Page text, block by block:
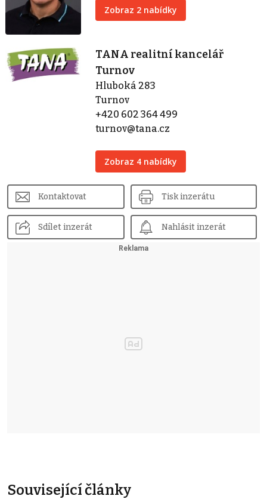
Zobraz 2 nabídky
TANA realitní kancelář
Turnov
Hluboká 283
Turnov
+420 602 364 499
turnov@tana.cz
Zobraz 4 nabídky
Kontaktovat Tisk inzerátu
Sdílet inzerát Nahlásit inzerát
Související články